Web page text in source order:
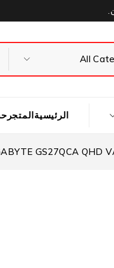
الرئيسيةالمتجر
GS27QCA QHD